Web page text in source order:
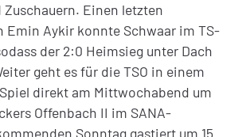
Einen letzten
Emin Aykir konnte Schwaar im TS-
der 2:0 Heimsieg unter Dach
geht es für die TSO in einem
direkt am Mittwochabend um
Offenbach II im SANA-
Sonntag gastiert um 15